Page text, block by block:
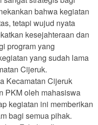
bahwa kegiatan
tetapi wujud nyata
kesejahteraan dan
program yang
yang sudah lama
Cijeruk.
Kecamatan Cijeruk
PKM oleh mahasiswa
kegiatan ini memberikan
bagi semua pihak.